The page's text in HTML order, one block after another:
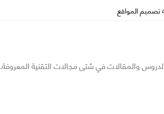
تصميم المواقع
والمقالات في شتى مجالات التقنية المعروفة.